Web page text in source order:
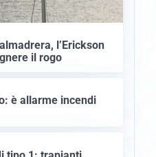
l’Erickson
il rogo
è allarme incendi